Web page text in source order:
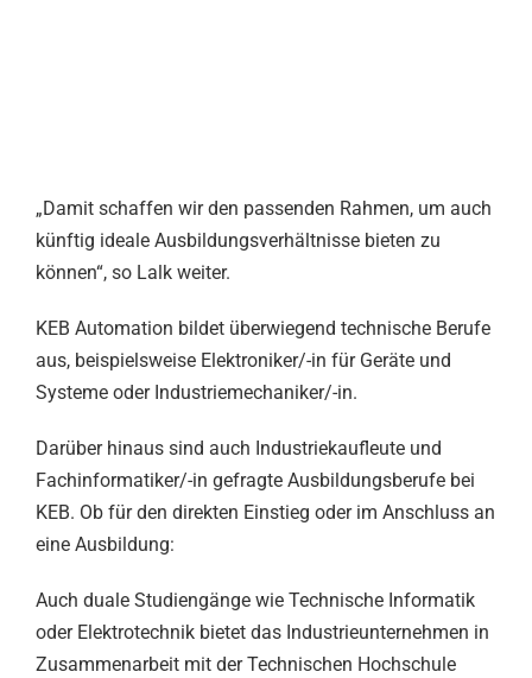
„Damit schaffen wir den passenden Rahmen, um auch
künftig ideale Ausbildungsverhältnisse bieten zu
können“, so Lalk weiter.
KEB Automation bildet überwiegend technische Berufe
aus, beispielsweise Elektroniker/-in für Geräte und
Systeme oder Industriemechaniker/-in.
Darüber hinaus sind auch Industriekaufleute und
Fachinformatiker/-in gefragte Ausbildungsberufe bei
KEB. Ob für den direkten Einstieg oder im Anschluss an
eine Ausbildung:
Auch duale Studiengänge wie Technische Informatik
oder Elektrotechnik bietet das Industrieunternehmen in
Zusammenarbeit mit der Technischen Hochschule